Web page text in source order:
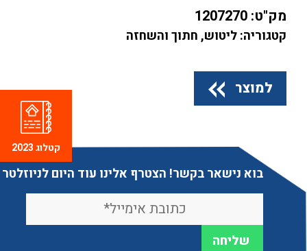
מק"ט: 1207270
קטגוריה: ליטוש, חתוך והשחזה
למוצר
בוא נישאר בקשר! הצטרף אלינו עוד היום לניוזלטר
קטלוג 2023